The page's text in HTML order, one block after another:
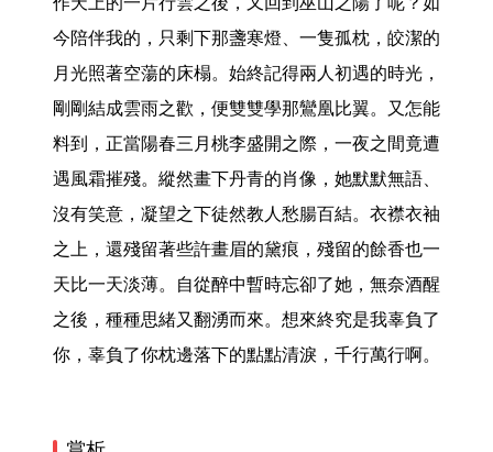
今陪伴我的，只剩下那盞寒燈、一隻孤枕，皎潔的
月光照著空蕩的床榻。始終記得兩人初遇的時光，
剛剛結成雲雨之歡，便雙雙學那鸞凰比翼。又怎能
料到，正當陽春三月桃李盛開之際，一夜之間竟遭
遇風霜摧殘。縱然畫下丹青的肖像，她默默無語、
沒有笑意，凝望之下徒然教人愁腸百結。衣襟衣袖
之上，還殘留著些許畫眉的黛痕，殘留的餘香也一
天比一天淡薄。自從醉中暫時忘卻了她，無奈酒醒
之後，種種思緒又翻湧而來。想來終究是我辜負了